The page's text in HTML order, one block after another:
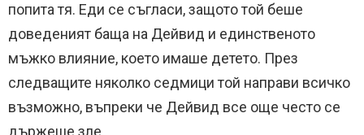
попита тя. Еди се съгласи, защото той беше
доведеният баща на Дейвид и единственото
мъжко влияние, което имаше детето. През
следващите няколко седмици той направи всичко
възможно, въпреки че Дейвид все още често се